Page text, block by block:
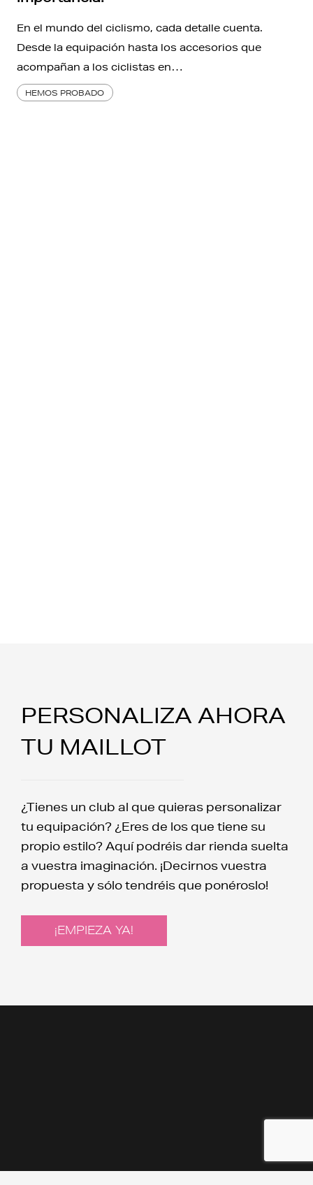
En el mundo del ciclismo, cada detalle cuenta.
Desde la equipación hasta los accesorios que
acompañan a los ciclistas en…
HEMOS PROBADO
PERSONALIZA AHORA
TU MAILLOT
¿Tienes un club al que quieras personalizar
tu equipación? ¿Eres de los que tiene su
propio estilo? Aquí podréis dar rienda suelta
a vuestra imaginación. ¡Decirnos vuestra
propuesta y sólo tendréis que ponéroslo!
¡EMPIEZA YA!